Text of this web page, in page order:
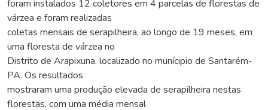
foram instalados 12 coletores em 4 parcelas de florestas de
várzea e foram realizadas
coletas mensais de serapilheira, ao longo de 19 meses, em
uma floresta de várzea no
Distrito de Arapixuna, localizado no munícipio de Santarém-
PA. Os resultados
mostraram uma produção elevada de serapilheira nestas
florestas, com uma média mensal